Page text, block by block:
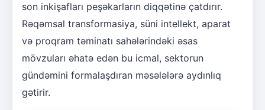
son inkişafları peşəkarların diqqətinə çatdırır.
Rəqəmsal transformasiya, süni intellekt, aparat
və proqram təminatı sahələrindəki əsas
mövzuları əhatə edən bu icmal, sektorun
gündəmini formalaşdıran məsələlərə aydınlıq
gətirir.